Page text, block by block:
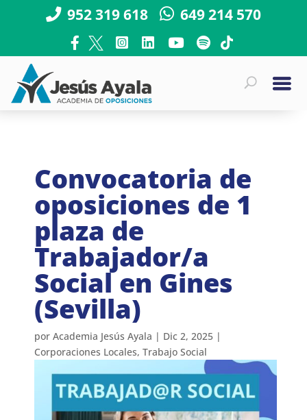
952 319 618 649 214 570
Convocatoria de
oposiciones de 1
plaza de
Trabajador/a
Social en Gines
(Sevilla)
porAcademia Jesús Ayala | Dic 2, 2025 |
Corporaciones Locales,Trabajo Social